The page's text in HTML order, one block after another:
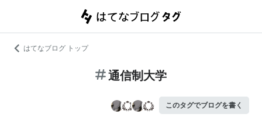
はてなブログ トップ
通信制大学
このタグでブログを書く